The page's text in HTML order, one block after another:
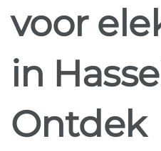
voor
in
Ontdek